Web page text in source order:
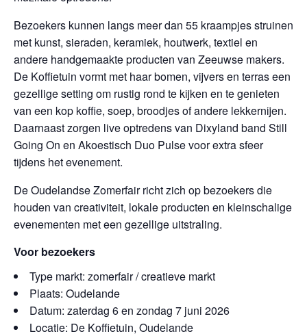
Bezoekers kunnen langs meer dan 55 kraampjes struinen
met kunst, sieraden, keramiek, houtwerk, textiel en
andere handgemaakte producten van Zeeuwse makers.
De Koffietuin vormt met haar bomen, vijvers en terras een
gezellige setting om rustig rond te kijken en te genieten
van een kop koffie, soep, broodjes of andere lekkernijen.
Daarnaast zorgen live optredens van Dixyland band Still
Going On en Akoestisch Duo Pulse voor extra sfeer
tijdens het evenement.
De Oudelandse Zomerfair richt zich op bezoekers die
houden van creativiteit, lokale producten en kleinschalige
evenementen met een gezellige uitstraling.
Voor bezoekers
Type markt: zomerfair / creatieve markt
Plaats: Oudelande
Datum: zaterdag 6 en zondag 7 juni 2026
Locatie: De Koffietuin, Oudelande